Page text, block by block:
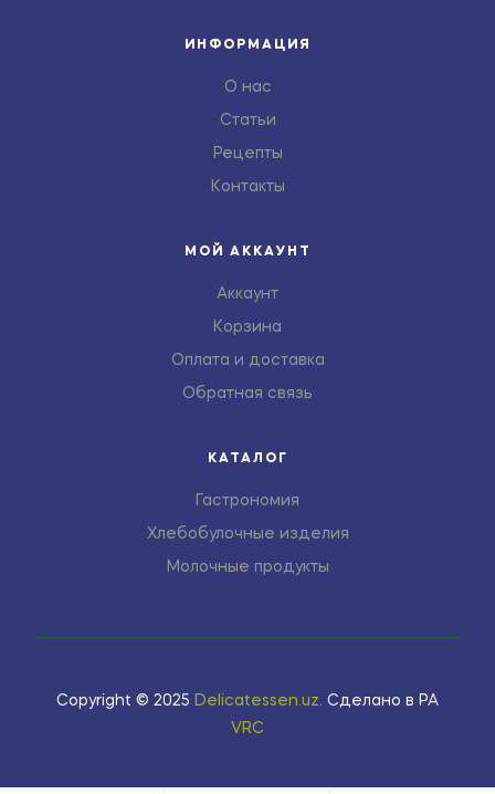
ИНФОРМАЦИЯ
О нас
Статьи
Рецепты
Контакты
МОЙ АККАУНТ
Аккаунт
Корзина
Оплата и доставка
Обратная связь
КАТАЛОГ
Гастрономия
Хлебобулочные изделия
Молочные продукты
Copyright © 2025 Delicatessen.uz. Сделано в РА
VRC